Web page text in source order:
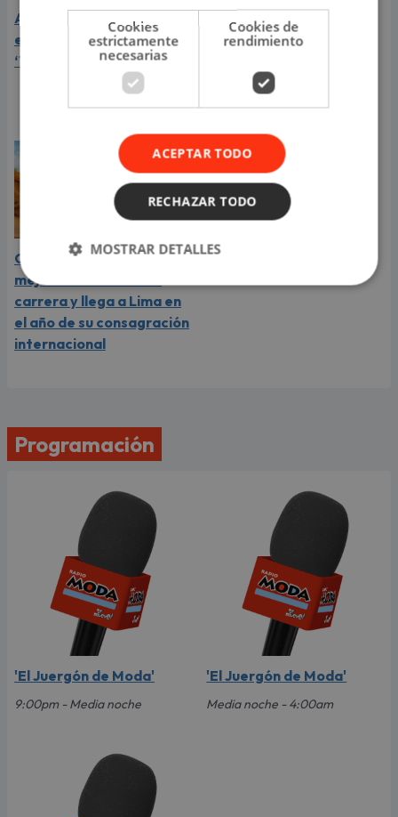
Aria Vega conquista con
el lanzamiento de
‘Tototo (+4)’
¿Greeicy está
embarazada de su
compartió revelador
video
Carín León está en el
mejor momento de su
carrera y llega a Lima en
el año de su consagración
internacional
Programación
'El Juergón de Moda'
9:00pm - Media noche
'El Juergón de Moda'
Media noche - 4:00am
Cookies
estrictamente
necesarias
Cookies de
rendimiento
ACEPTAR TODO
RECHAZAR TODO
MOSTRAR DETALLES